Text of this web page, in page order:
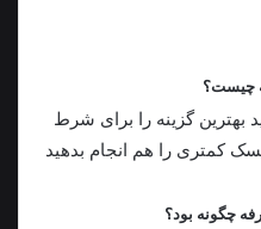
چیست؟
بهترین گزینه را برای شرط
کمتری را هم انجام بدهید
چگونه بود؟